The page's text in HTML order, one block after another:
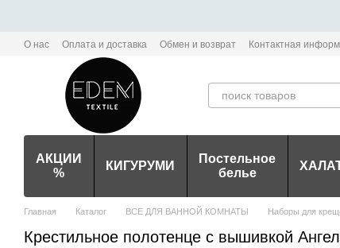
О нас Оплата и доставка Обмен и возврат Контактная
Политика конфиденциальности мобильного приложения Edem-
АКЦИИ
%
КИГУРУМИ
Постельное
белье
Главная Каталог ВСЕ ДЛЯ ВАННОЙ КОМНАТЫ Наборы для
Крестильное полотенце с вышивкой